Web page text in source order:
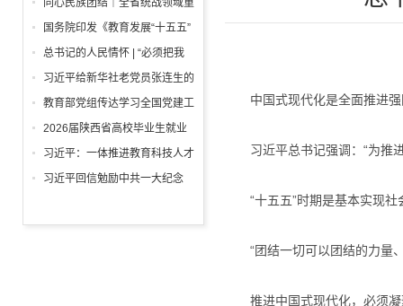
中国式现代化是全面推进
习近平总书记强调：“为推进
“十五五”时期是基本实现社
“团结一切可以团结的力量、
推进中国式现代化，必须凝
同心民族团结｜全省统战领域重
点工作推进会召开
国务院印发《教育发展“十五五”
规划》
总书记的人民情怀 | “必须把我
们党建设好、建设强”
习近平给新华社老党员张连生的
回信
教育部党组传达学习全国党建工
作座谈会精神，研究部署学习宣
传贯彻习近平党建思想工作
2026届陕西省高校毕业生就业
工作“百日冲刺”推进会召开
习近平：一体推进教育科技人才
发展
习近平回信勉励中共一大纪念
巾讲解员：传承红色基因增长知